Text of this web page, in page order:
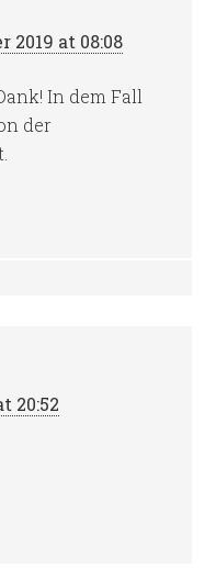
2019 at 08:08
In dem Fall
der
20:52